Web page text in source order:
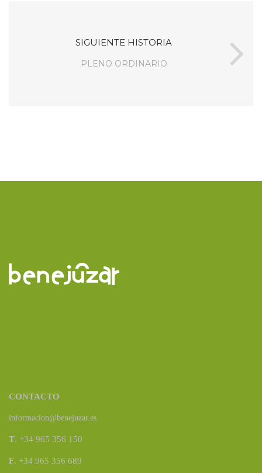
SIGUIENTE HISTORIA
PLENO ORDINARIO
CONTACTO
informacion@benejuzar.es
T. +34 965 356 150
F. +34 965 356 689